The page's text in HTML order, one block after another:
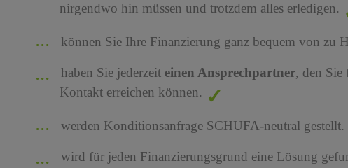
nirgendwo hin müssen und trotzdem alles erledigen.
können Sie Ihre Finanzierung ganz bequem von zu
haben Sie jederzeit einen Ansprechpartner, den Sie
Kontakt erreichen können.
werden Konditionsanfrage SCHUFA-neutral gestellt.
wird für jeden Finanzierungsgrund eine Lösung